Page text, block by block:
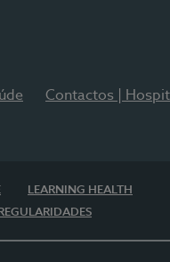
Contactos |
LEARNING HEALTH